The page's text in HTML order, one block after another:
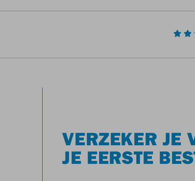
VERZEKER JE
JE EERSTE